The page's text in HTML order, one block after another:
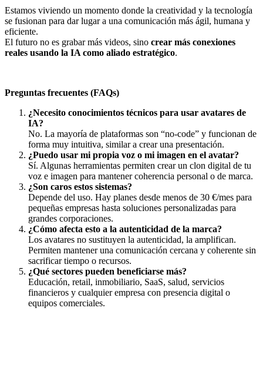
Estamos viviendo un momento donde la creatividad y la tecnología
se fusionan para dar lugar a una comunicación más ágil, humana y
eficiente.
El futuro no es grabar más videos, sino crear más conexiones
reales usando la IA como aliado estratégico.
Preguntas frecuentes (FAQs)
¿Necesito conocimientos técnicos para usar avatares de
IA?
No. La mayoría de plataformas son “no-code” y funcionan de
forma muy intuitiva, similar a crear una presentación.
¿Puedo usar mi propia voz o mi imagen en el avatar?
Sí. Algunas herramientas permiten crear un clon digital de tu
voz e imagen para mantener coherencia personal o de marca.
¿Son caros estos sistemas?
Depende del uso. Hay planes desde menos de 30 €/mes para
pequeñas empresas hasta soluciones personalizadas para
grandes corporaciones.
¿Cómo afecta esto a la autenticidad de la marca?
Los avatares no sustituyen la autenticidad, la amplifican.
Permiten mantener una comunicación cercana y coherente sin
sacrificar tiempo o recursos.
¿Qué sectores pueden beneficiarse más?
Educación, retail, inmobiliario, SaaS, salud, servicios
financieros y cualquier empresa con presencia digital o
equipos comerciales.